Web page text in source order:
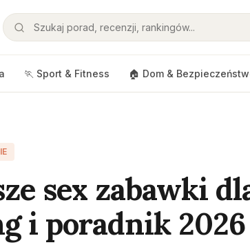
🏃 Sport & Fitness 🏠 Dom &
sex zabawki
i poradnik 2026